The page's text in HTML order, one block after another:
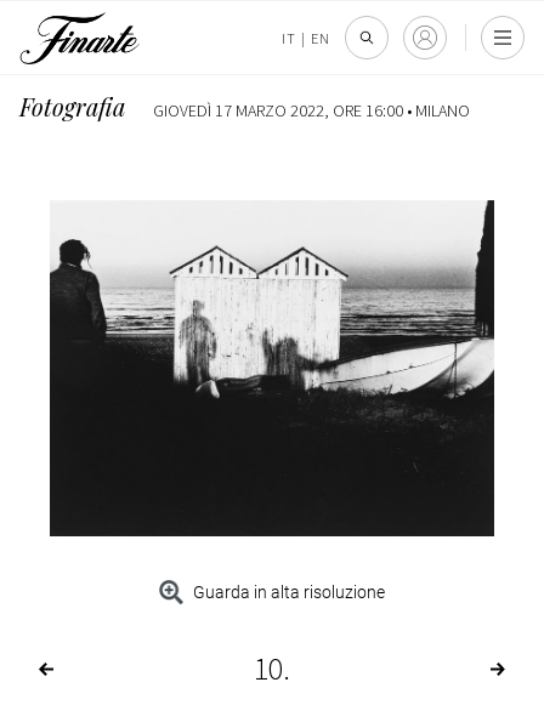
IT | EN
Fotografia GIOVEDÌ 17 MARZO 2022, ORE 16:00 • MILANO
Guarda in alta risoluzione
10